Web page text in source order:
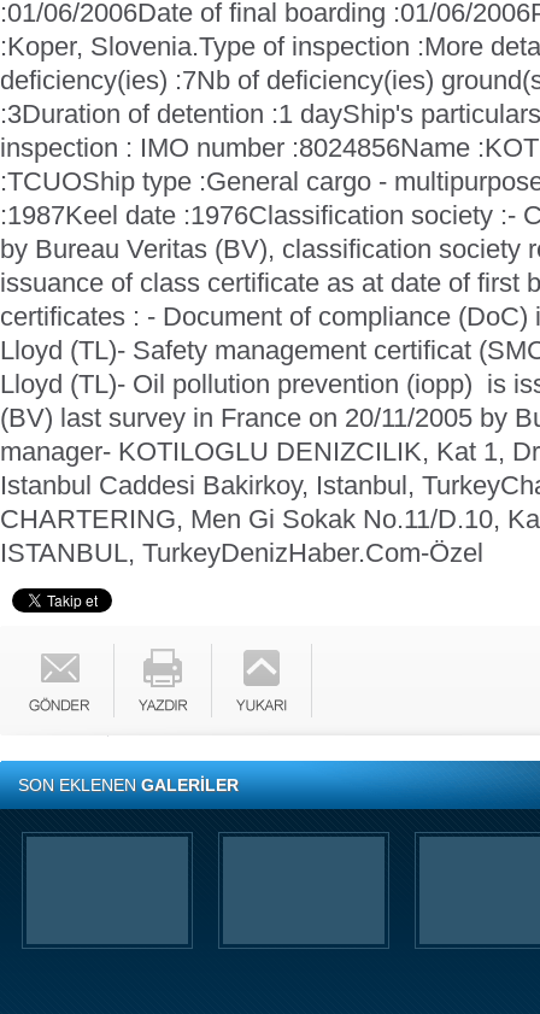
:01/06/2006Date of final boarding :01/06/2006
:Koper, Slovenia.Type of inspection :More
deficiency(ies) :7Nb of deficiency(ies)
:3Duration of detention :1 dayShip's
inspection : IMO number :8024856Name :
:TCUOShip type :General cargo -
:1987Keel date :1976Classification society :-
by Bureau Veritas (BV), classification society
issuance of class certificate as at date of first
certificates : - Document of compliance (DoC)
Lloyd (TL)- Safety management certificat
Lloyd (TL)- Oil pollution prevention (iopp) is
(BV) last survey in France on 20/11/2005 by
manager- KOTILOGLU DENIZCILIK, Kat 1,
Istanbul Caddesi Bakirkoy, Istanbul, Turkey
CHARTERING, Men Gi Sokak No.11/D.10,
ISTANBUL, TurkeyDenizHaber.Com-Özel
SON EKLENENGALERİLER